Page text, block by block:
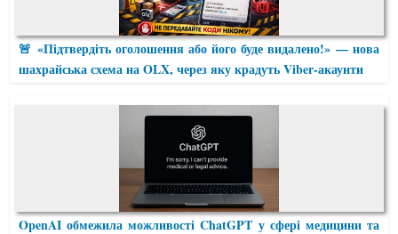
🚨 «Підтвердіть оголошення або його буде видалено!» — нова
шахрайська схема на OLX, через яку крадуть Viber-акаунти
OpenAI обмежила можливості ChatGPT у сфері медицини та